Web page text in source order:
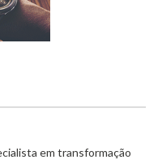
em transformação